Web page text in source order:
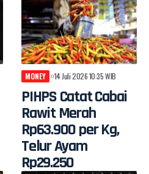
MONEY 14 Juli 2026 10:35 WIB
PIHPS Catat Cabai
Rawit Merah
Rp63.900 per Kg,
Telur Ayam
Rp29.250